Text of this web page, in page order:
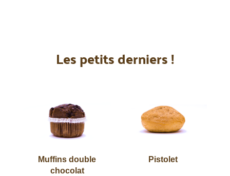
Les petits derniers !
Muffins double
chocolat
Pistolet